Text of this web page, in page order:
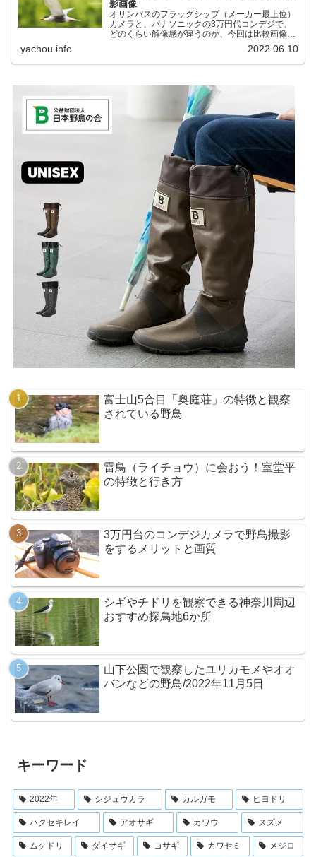
影画像
オリンパスのフラッグシップ（メーカー最上位）
カメラと、パナソニックの3万円代コンデジで、
どのくらい解像感が違うのか、今回は比較画像を
紹介します。私はコンデジを愛用しているのです
が、相棒がオリンパス「OM-1」を使い始めたと
ころ、同じ被写体で...
yachou.info 2022.06.10
富士山5合目「奥庭荘」の特徴と観察
されている野鳥
雷鳥（ライチョウ）に会おう！室堂平
の特徴と行き方
3万円台のコンデジカメラで野鳥撮影
をするメリットと画質
シギやチドリを観察できる神奈川周辺
おすすめ探鳥地6か所
山下公園で観察したユリカモメやオオ
バンなどの野鳥/2022年11月5日
キーワード
2022年 シジュウカラ カルガモ ヒヨドリ
ハクセキレイ アオサギ カワウ スズメ
ムクドリ ダイサギ コサギ カワセミ メジロ